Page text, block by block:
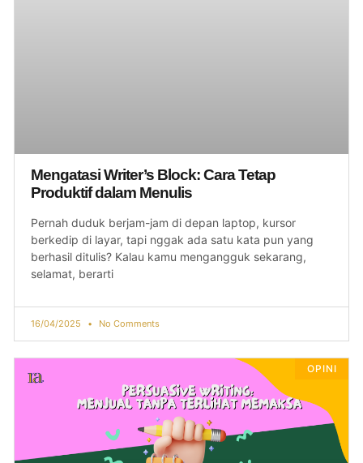
Mengatasi Writer’s Block: Cara Tetap
Produktif dalam Menulis
Pernah duduk berjam-jam di depan laptop, kursor
berkedip di layar, tapi nggak ada satu kata pun yang
berhasil ditulis? Kalau kamu mengangguk sekarang,
selamat, berarti
16/04/2025 No Comments
OPINI